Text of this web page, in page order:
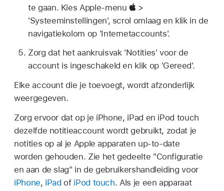
te gaan. Kies Apple-menu
>
'Systeeminstellingen', scrol omlaag en klik in de
navigatiekolom op 'Internetaccounts'.
Zorg dat het aankruisvak 'Notities' voor de
account is ingeschakeld en klik op 'Gereed'.
Elke account die je toevoegt, wordt afzonderlijk
weergegeven.
Zorg ervoor dat op je iPhone, iPad en iPod touch
dezelfde notitieaccount wordt gebruikt, zodat je
notities op al je Apple apparaten up-to-date
worden gehouden. Zie het gedeelte "Configuratie
en aan de slag" in de gebruikershandleiding voor
iPhone, iPad of iPod touch. Als je een apparaat